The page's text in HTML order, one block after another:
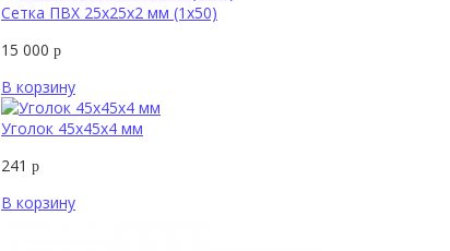
Сетка ПВХ 25х25х2 мм (1х50)
15 000 р
В корзину
Уголок 45х45х4 мм
241 р
В корзину